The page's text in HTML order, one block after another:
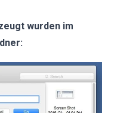
wurden im